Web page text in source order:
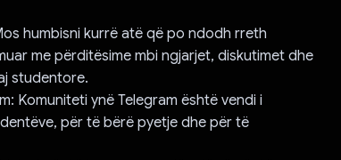
humbisni kurrë atë që po ndodh rreth
me përditësime mbi ngjarjet, diskutimet dhe
studentore.
Komuniteti ynë Telegram është vendi i
për të bërë pyetje dhe për të